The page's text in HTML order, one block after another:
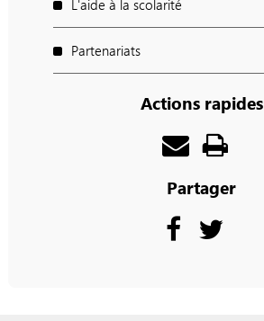
L'aide à la scolarité
Partenariats
Actions rapides
Partager